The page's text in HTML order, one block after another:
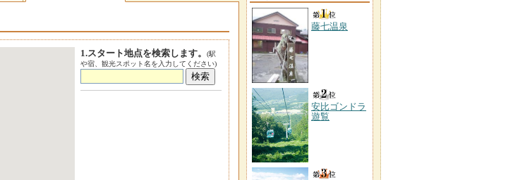
1.スタート地点を検索します。
(駅
や宿、観光スポット名を入力してください)
藤七温泉
安比ゴンドラ
遊覧